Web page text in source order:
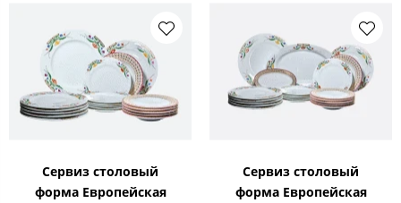
Сервиз столовый
форма Европейская
Сервиз столовый
форма Европейская